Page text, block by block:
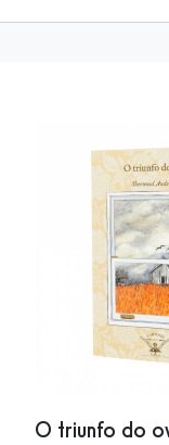
O triunfo do